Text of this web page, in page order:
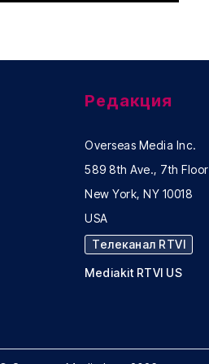
Редакция
Overseas Media Inc.
589 8th Ave., 7th Floor
New York, NY 10018
USA
Телеканал RTVI
Mediakit RTVI US